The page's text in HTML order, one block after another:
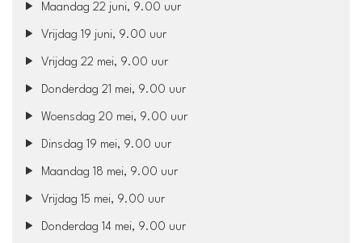
Maandag 22 juni, 9.00 uur
Vrijdag 19 juni, 9.00 uur
Vrijdag 22 mei, 9.00 uur
Donderdag 21 mei, 9.00 uur
Woensdag 20 mei, 9.00 uur
Dinsdag 19 mei, 9.00 uur
Maandag 18 mei, 9.00 uur
Vrijdag 15 mei, 9.00 uur
Donderdag 14 mei, 9.00 uur